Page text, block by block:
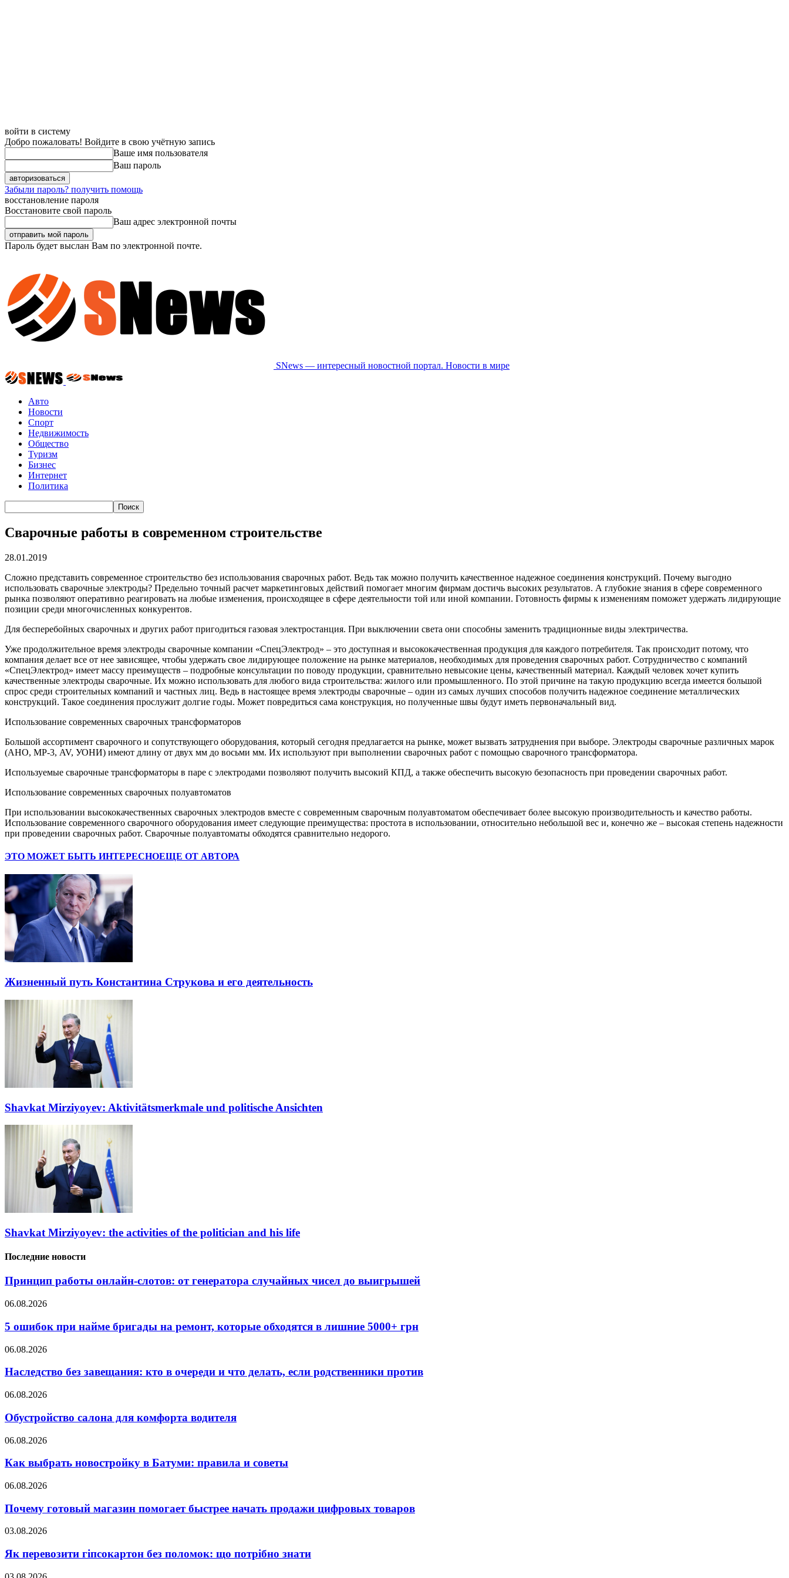
войти в систему
Добро пожаловать! Войдите в свою учётную запись
Ваше имя пользователя
Ваш пароль
Забыли пароль? получить помощь
восстановление пароля
Восстановите свой пароль
Ваш адрес электронной почты
Пароль будет выслан Вам по электронной почте.
SNews — интересный новостной портал. Новости в мире
Авто
Новости
Спорт
Недвижимость
Общество
Туризм
Бизнес
Интернет
Политика
Сварочные работы в современном строительстве
28.01.2019
Сложно представить современное строительство без использования сварочных работ. Ведь так можно получить качественное надежное соединения конструкций. Почему выгодно
использовать сварочные электроды? Предельно точный расчет маркетинговых действий помогает многим фирмам достичь высоких результатов. А глубокие знания в сфере современного
рынка позволяют оперативно реагировать на любые изменения, происходящее в сфере деятельности той или иной компании. Готовность фирмы к изменениям поможет удержать лидирующие
позиции среди многочисленных конкурентов.
Для бесперебойных сварочных и других работ пригодиться газовая электростанция. При выключении света они способны заменить традиционные виды электричества.
Уже продолжительное время электроды сварочные компании «СпецЭлектрод» – это доступная и высококачественная продукция для каждого потребителя. Так происходит потому, что
компания делает все от нее зависящее, чтобы удержать свое лидирующее положение на рынке материалов, необходимых для проведения сварочных работ. Сотрудничество с компаний
«СпецЭлектрод» имеет массу преимуществ – подробные консультации по поводу продукции, сравнительно невысокие цены, качественный материал. Каждый человек хочет купить
качественные электроды сварочные. Их можно использовать для любого вида строительства: жилого или промышленного. По этой причине на такую продукцию всегда имеется большой
спрос среди строительных компаний и частных лиц. Ведь в настоящее время электроды сварочные – один из самых лучших способов получить надежное соединение металлических
конструкций. Такое соединения прослужит долгие годы. Может повредиться сама конструкция, но полученные швы будут иметь первоначальный вид.
Использование современных сварочных трансформаторов
Большой ассортимент сварочного и сопутствующего оборудования, который сегодня предлагается на рынке, может вызвать затруднения при выборе. Электроды сварочные различных марок
(АНО, МР-3, AV, УОНИ) имеют длину от двух мм до восьми мм. Их используют при выполнении сварочных работ с помощью сварочного трансформатора.
Используемые сварочные трансформаторы в паре с электродами позволяют получить высокий КПД, а также обеспечить высокую безопасность при проведении сварочных работ.
Использование современных сварочных полуавтоматов
При использовании высококачественных сварочных электродов вместе с современным сварочным полуавтоматом обеспечивает более высокую производительность и качество работы.
Использование современного сварочного оборудования имеет следующие преимущества: простота в использовании, относительно небольшой вес и, конечно же – высокая степень надежности
при проведении сварочных работ. Сварочные полуавтоматы обходятся сравнительно недорого.
ЭТО МОЖЕТ БЫТЬ ИНТЕРЕСНОЕЩЕ ОТ АВТОРА
Жизненный путь Константина Струкова и его деятельность
Shavkat Mirziyoyev: Aktivitätsmerkmale und politische Ansichten
Shavkat Mirziyoyev: the activities of the politician and his life
Последние новости
Принцип работы онлайн-слотов: от генератора случайных чисел до выигрышей
06.08.2026
5 ошибок при найме бригады на ремонт, которые обходятся в лишние 5000+ грн
06.08.2026
Наследство без завещания: кто в очереди и что делать, если родственники против
06.08.2026
Обустройство салона для комфорта водителя
06.08.2026
Как выбрать новостройку в Батуми: правила и советы
06.08.2026
Почему готовый магазин помогает быстрее начать продажи цифровых товаров
03.08.2026
Як перевозити гіпсокартон без поломок: що потрібно знати